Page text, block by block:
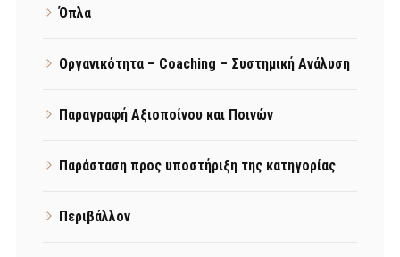
Όπλα
Οργανικότητα – Coaching – Συστημική Ανάλυση
Παραγραφή Αξιοποίνου και Ποινών
Παράσταση προς υποστήριξη της κατηγορίας
Περιβάλλον